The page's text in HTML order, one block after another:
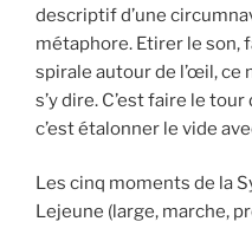
descriptif d’une
métaphore. Etirer le son,
spirale autour de l’œil, ce
s’y dire. C’est faire le
c’est étalonner le vide
Les cinq moments de la
Lejeune (large, marche,